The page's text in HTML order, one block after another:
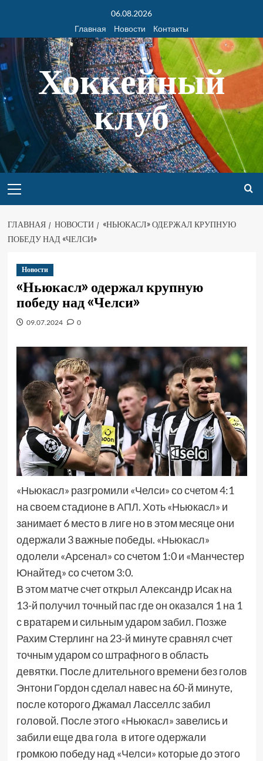
06.08.2026
Главная
Новости Контакты
Хоккейный
клуб
ГЛАВНАЯ НОВОСТИ
«НЬЮКАСЛ» ОДЕРЖАЛ КРУПНУЮ
ПОБЕДУ НАД «ЧЕЛСИ»
Новости
«Ньюкасл» одержал крупную
победу над «Челси»
09.07.2024 0
«Ньюкасл» разгромили «Челси» со счетом 4:1
на своем стадионе вАПЛ. Хоть «Ньюкасл» и
занимает 6 место в лиге но в этом месяце они
одержали 3 важные победы. «Ньюкасл»
одолели «Арсенал» со счетом 1:0 и «Манчестер
Юнайтед» со счетом 3:0.
В этом матче счет открыл Александр Исак на
13-й получил точный пас где он оказался 1 на 1
с вратарем и сильным ударом забил. Позже
Рахим Стерлинг на 23-й минуте сравнял счет
точным ударом со штрафного в область
девятки. После длительного времени без голов
Энтони Гордон сделал навес на 60-й минуте,
после которого Джамал Ласселлс забил
головой. После этого «Ньюкасл» завелись и
забили еще два гола в итоге одержали
громкою победу над «Челси» которые до этого